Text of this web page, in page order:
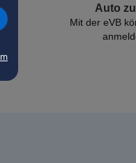
Auto
Mit der eVB